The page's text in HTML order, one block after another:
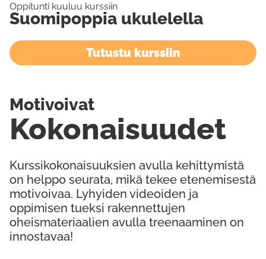
Oppitunti kuuluu kurssiin
Suomipoppia ukulelella
Tutustu kurssiin
Kurssikokonaisuuksien avulla kehittymistä
on helppo seurata, mikä tekee etenemisestä
motivoivaa. Lyhyiden videoiden ja
oppimisen tueksi rakennettujen
oheismateriaalien avulla treenaaminen on
innostavaa!
Kokonaisuudet
Motivoivat